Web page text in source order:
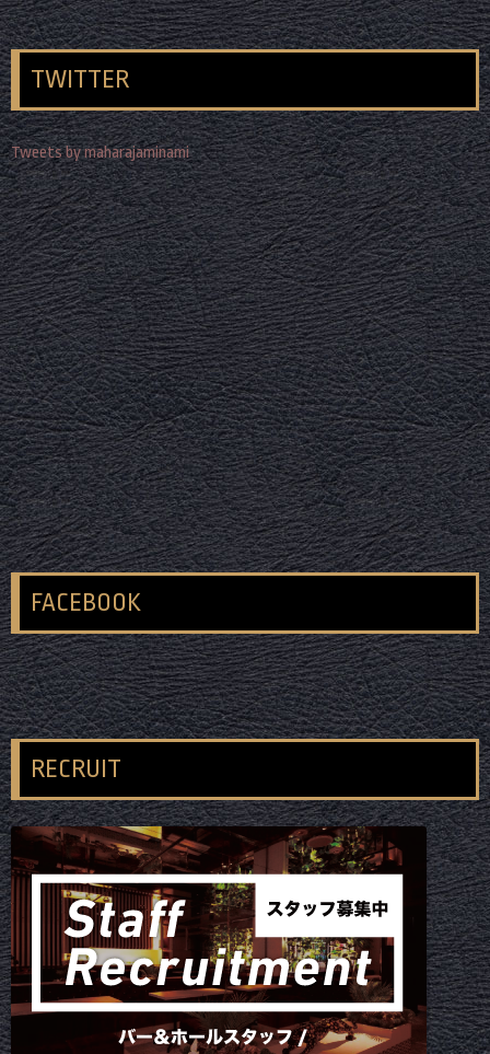
TWITTER
Tweets by maharajaminami
FACEBOOK
RECRUIT